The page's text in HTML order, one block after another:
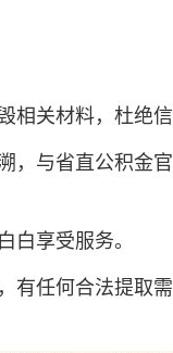
关材料，杜绝信
，与省直公积金
白享受服务。
有任何合法提取